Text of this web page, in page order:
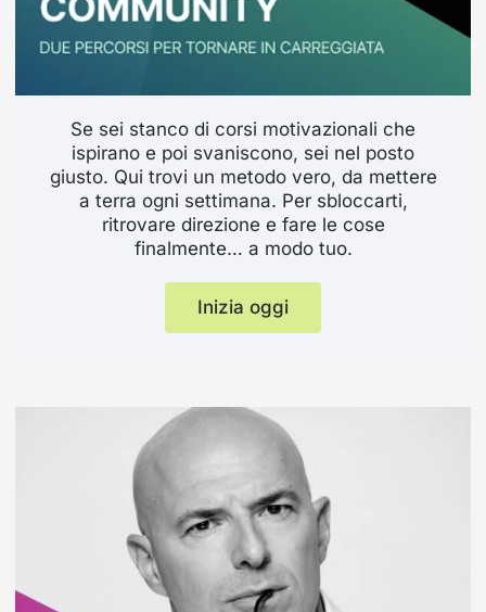
Se sei stanco di corsi motivazionali che
ispirano e poi svaniscono, sei nel posto
giusto. Qui trovi un metodo vero, da mettere
a terra ogni settimana. Per sbloccarti,
ritrovare direzione e fare le cose
finalmente… a modo tuo.
Inizia oggi